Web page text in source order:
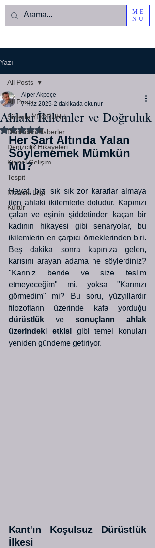
ME
NU
Yazı
All Posts
Şiirlerle YDORUHU
Denizden Haberler
Denizcilik Hikayeleri
Kişisel Gelişim
Tespit
Mesleki Bilgi
Kültür
All Posts
Ahlaki İkilemler ve Doğruluk
Alper Akpeçe
7 Haz 2025 2 dakikada okunur
5 üzerinden NaN yıldız
Her Şart Altında Yalan
Söylememek Mümkün
Mü?
Hayat, bizi sık sık zor kararlar almaya
iten ahlaki ikilemlerle doludur. Kapınızı
çalan ve eşinin şiddetinden kaçan bir
kadının hikayesi gibi senaryolar, bu
ikilemlerin en çarpıcı örneklerinden biri.
Beş dakika sonra kapınıza gelen,
karısını arayan adama ne söylerdiniz?
"Karınız bende ve size teslim
etmeyeceğim" mi, yoksa "Karınızı
görmedim" mi? Bu soru, yüzyıllardır
dürüstlük ve sonuçların ahlak
üzerindeki etkisi gibi temel konuları
yeniden gündeme getiriyor.
Kant'ın Koşulsuz Dürüstlük
İlkesi